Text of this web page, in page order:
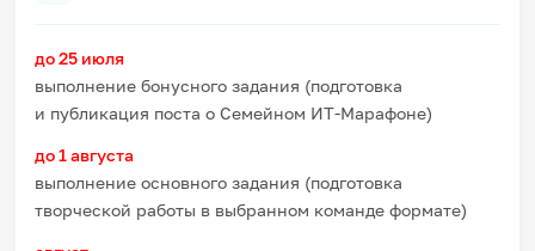
до 25 июля
выполнение бонусного задания (подготовка
и публикация поста о Семейном ИТ-Марафоне)
до 1 августа
выполнение основного задания (подготовка
творческой работы в выбранном команде формате)